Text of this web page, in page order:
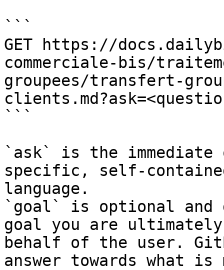
```
GET https://
commerciale-bis/
groupees/transfert-
```
`ask` is the
specific, self-
language.
`goal` is optional and
goal you are
behalf of the user.
answer towards what